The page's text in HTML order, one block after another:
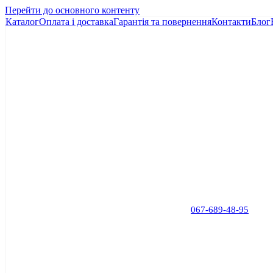
Перейти до основного контенту
КаталогОплата і доставкаГарантія та поверненняКонтактиБлог
067-689-48-95